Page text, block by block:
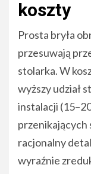
koszty
Prosta bryła
przesuwają
stolarka. W
wyższy udział
instalacji
przenikających
racjonalny
wyraźnie